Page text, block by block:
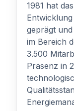
1981 hat
geprägt
im Bereich
3.500
Präsenz in